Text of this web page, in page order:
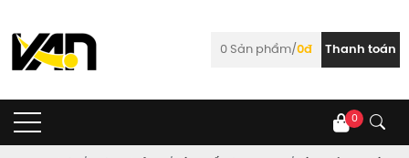
0 Sản phẩm/0đ Thanh toán
0